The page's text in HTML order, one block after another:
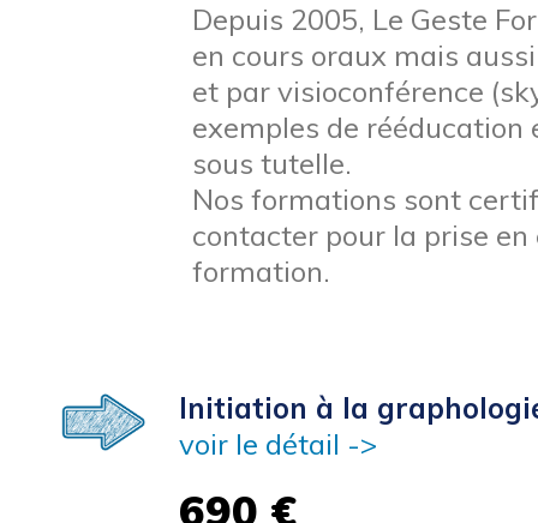
Depuis 2005, Le Geste
en cours oraux mais
et par visioconférence
exemples de
sous tutelle.
Nos formations sont
contacter pour la prise
formation.
Initiation à la
voir le détail ->